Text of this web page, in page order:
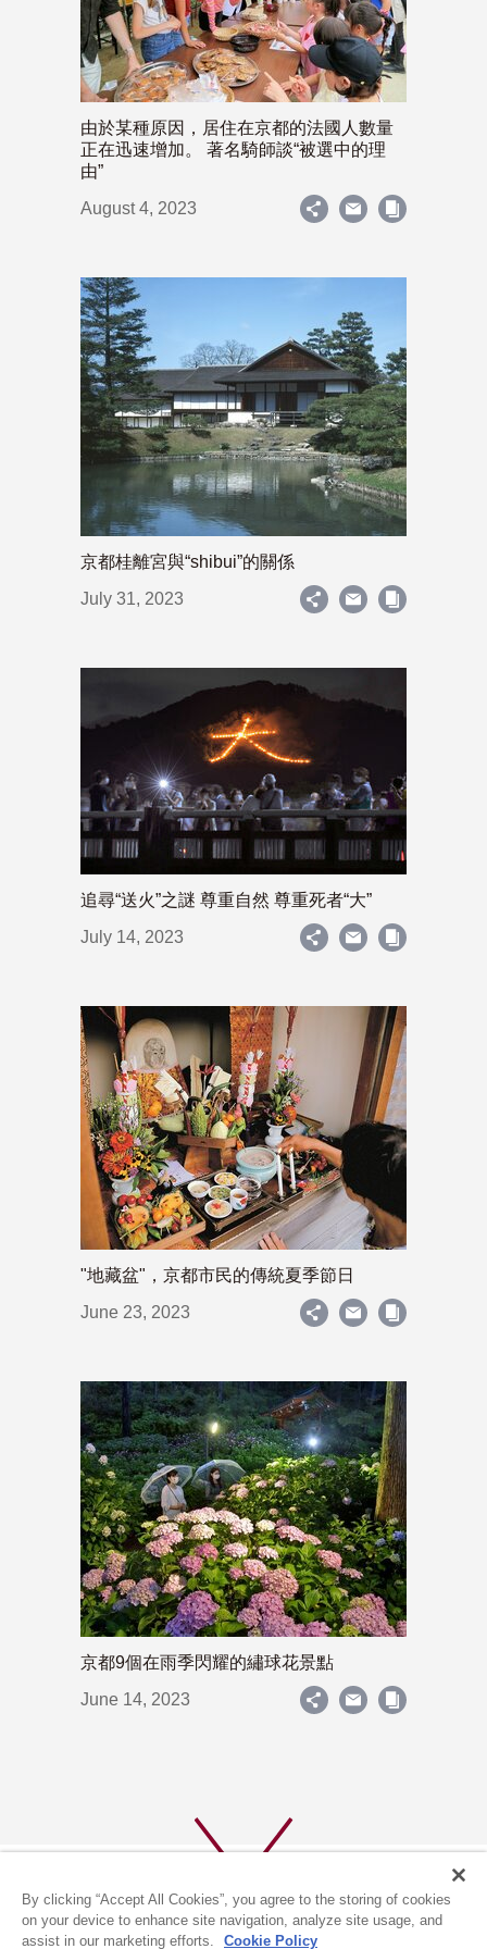
由於某種原因，居住在京都的法國人數量
正在迅速增加。 著名騎師談“被選中的理
由”
August 4, 2023
京都桂離宮與“shibui”的關係
July 31, 2023
追尋“送火”之謎 尊重自然 尊重死者“大”
July 14, 2023
"地藏盆"，京都市民的傳統夏季節日
June 23, 2023
京都9個在雨季閃耀的繡球花景點
June 14, 2023
By clicking “Accept All Cookies”, you agree to the storing of cookies
on your device to enhance site navigation, analyze site usage, and
assist in our marketing efforts.
Cookie Policy